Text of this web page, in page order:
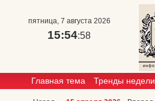
пятница, 7 августа 2026
15:54:58
Главная тема Тренды недели